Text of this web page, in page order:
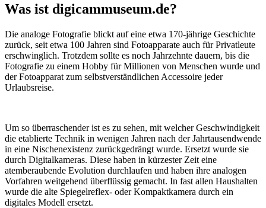
Was ist digicammuseum.de?
Die analoge Fotografie blickt auf eine etwa 170-jährige Geschichte
zurück, seit etwa 100 Jahren sind Fotoapparate auch für Privatleute
erschwinglich. Trotzdem sollte es noch Jahrzehnte dauern, bis die
Fotografie zu einem Hobby für Millionen von Menschen wurde und
der Fotoapparat zum selbstverständlichen Accessoire jeder
Urlaubsreise.
Um so überraschender ist es zu sehen, mit welcher Geschwindigkeit
die etablierte Technik in wenigen Jahren nach der Jahrtausendwende
in eine Nischenexistenz zurückgedrängt wurde. Ersetzt wurde sie
durch Digitalkameras. Diese haben in kürzester Zeit eine
atemberaubende Evolution durchlaufen und haben ihre analogen
Vorfahren weitgehend überflüssig gemacht. In fast allen Haushalten
wurde die alte Spiegelreflex- oder Kompaktkamera durch ein
digitales Modell ersetzt.